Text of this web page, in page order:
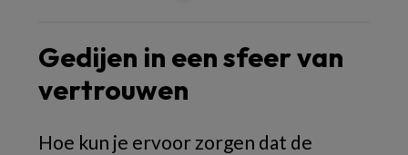
Gedijen in een sfeer van
vertrouwen
Hoe kun je ervoor zorgen dat de